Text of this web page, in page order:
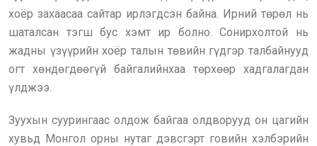
хоёр захаасаа сайтар ирлэгдсэн байна. Ирний төрөл нь
шаталсан тэгш бус хэмт ир болно. Сонирхолтой нь
жадны үзүүрийн хоёр талын төвийн гүдгэр талбайнууд
огт хөндөгдөөгүй байгалийнхаа төрхөөр хадгалагдан
үлджээ.
Зуухын суурингаас олдож байгаа олдворууд он цагийн
хувьд Монгол орны нутаг дэвсгэрт говийн хэлбэрийн